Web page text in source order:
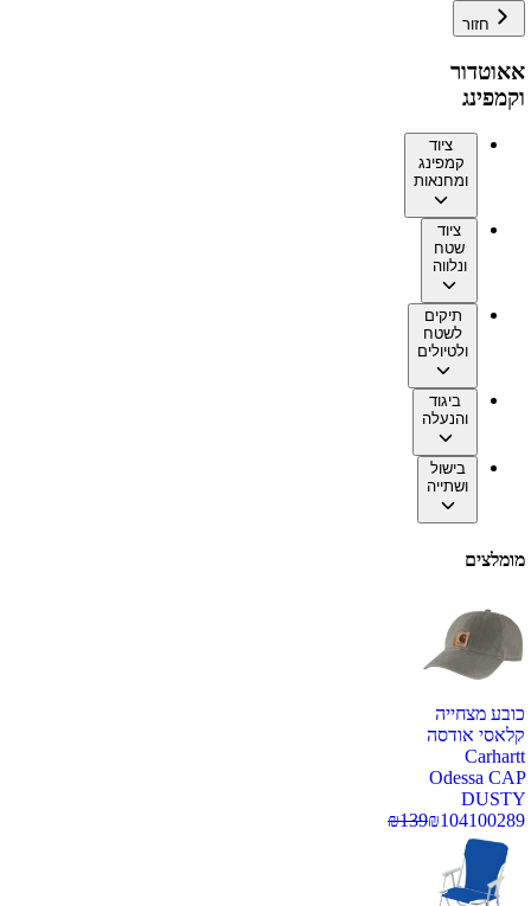
חזור
אאוטדור
וקמפינג
ציוד
קמפינג
ומחנאות
ציוד
שטח
ונלווה
תיקים
לשטח
ולטיולים
ביגוד
והנעלה
בישול
ושתייה
מומלצים
כובע מצחייה
קלאסי אודסה
Carhartt
Odessa CAP
DUSTY
100289
₪104
₪139